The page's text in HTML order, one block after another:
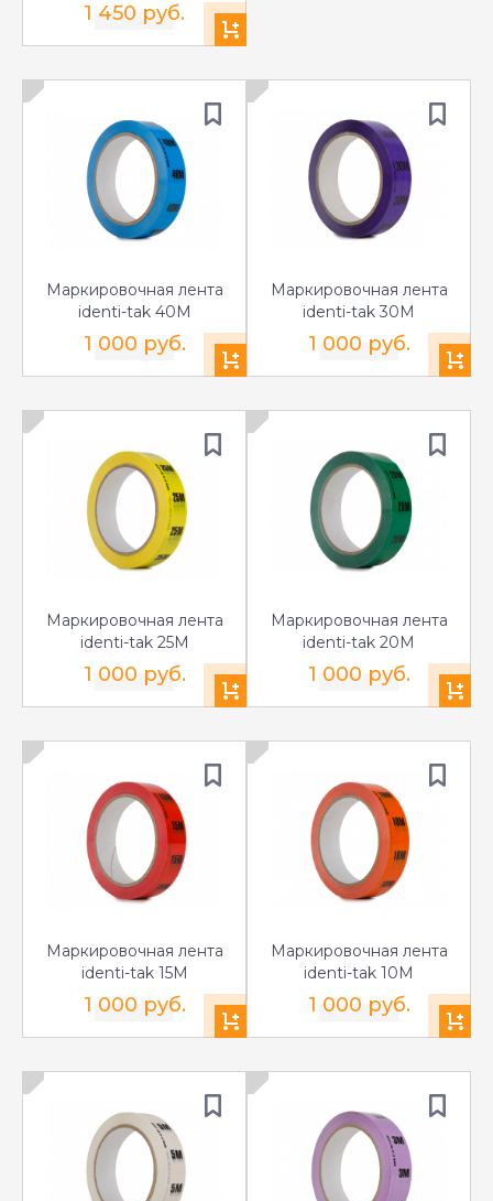
1 450 руб.
Маркировочная лента
identi-tak 40M
1 000 руб.
Маркировочная лента
identi-tak 30M
1 000 руб.
Маркировочная лента
identi-tak 25M
1 000 руб.
Маркировочная лента
identi-tak 20M
1 000 руб.
Маркировочная лента
identi-tak 15M
1 000 руб.
Маркировочная лента
identi-tak 10M
1 000 руб.